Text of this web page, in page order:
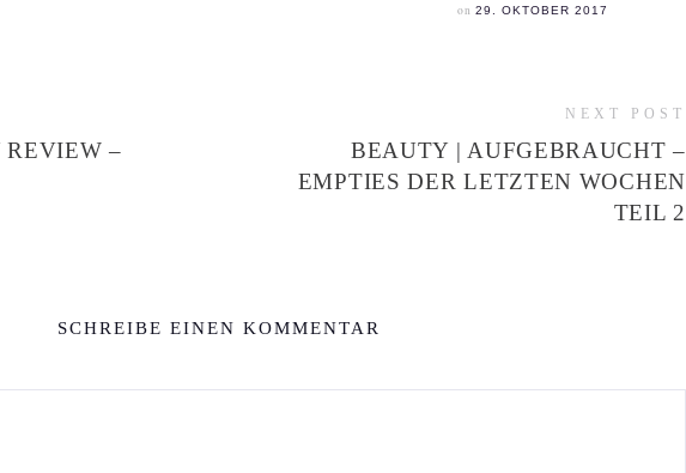
on 29. OKTOBER 2017
–
NEXT POST
BEAUTY | AUFGEBRAUCHT –
EMPTIES DER LETZTEN WOCHEN
TEIL 2
SCHREIBE EINEN KOMMENTAR